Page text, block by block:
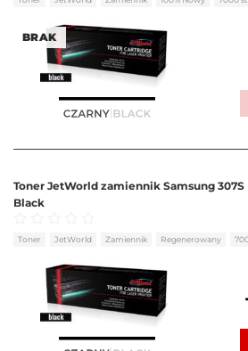
BRAK
Toner JetWorld zamiennik Samsung 307S
Black
Oceniono0na
Toner JetWorld Zamiennik Regenerowany